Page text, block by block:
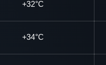
+32°C
+34°C